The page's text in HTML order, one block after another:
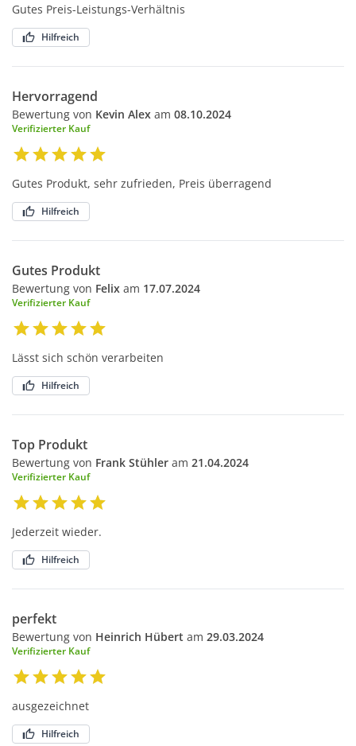
Gutes Preis-Leistungs-Verhältnis
Hilfreich
Hervorragend
Bewertung von Kevin Alex am 08.10.2024
Verifizierter Kauf
Gutes Produkt, sehr zufrieden, Preis überragend
Hilfreich
Gutes Produkt
Bewertung von Felix am 17.07.2024
Verifizierter Kauf
Lässt sich schön verarbeiten
Hilfreich
Top Produkt
Bewertung von Frank Stühler am 21.04.2024
Verifizierter Kauf
Jederzeit wieder.
Hilfreich
perfekt
Bewertung von Heinrich Hübert am 29.03.2024
Verifizierter Kauf
ausgezeichnet
Hilfreich